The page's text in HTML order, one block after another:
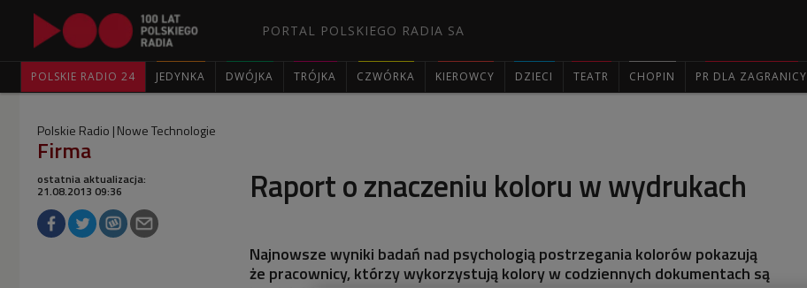
PORTAL POLSKIEGO RADIA SA
POLSKIE RADIO 24 JEDYNKA DWÓJKA TRÓJKA CZWÓRKA KIEROWCY DZIECI TEATR CHOPIN PR DLA ZAGRANICY
Polskie Radio Nowe Technologie
Firma
Raport o znaczeniu koloru w wydrukach
ostatnia aktualizacja:
21.08.2013 09:36
Najnowsze wyniki badań nad psychologią postrzegania kolorów pokazują
że pracownicy, którzy wykorzystują kolory w codziennych dokumentach są